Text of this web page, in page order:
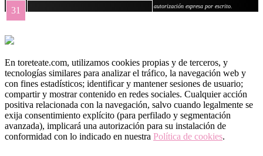
31
autorización expresa por escrito.
En toreteate.com, utilizamos cookies propias y de terceros, y
tecnologías similares para analizar el tráfico, la navegación web y
con fines estadísticos; identificar y mantener sesiones de usuario;
compartir y mostrar contenido en redes sociales. Cualquier acción
positiva relacionada con la navegación, salvo cuando legalmente se
exija consentimiento explícito (para perfilado y segmentación
avanzada), implicará una autorización para su instalación de
conformidad con lo indicado en nuestra Política de cookies.